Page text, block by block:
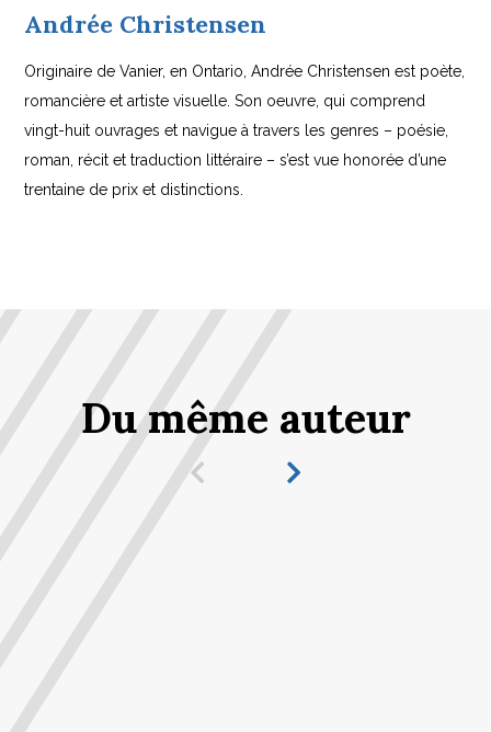
Andrée Christensen
Originaire de Vanier, en Ontario, Andrée Christensen est poète,
romancière et artiste visuelle. Son oeuvre, qui comprend
vingt-huit ouvrages et navigue à travers les genres – poésie,
roman, récit et traduction littéraire – s’est vue honorée d’une
trentaine de prix et distinctions.
Du même auteur